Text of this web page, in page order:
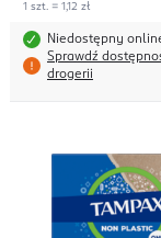
1 szt. = 1,12 zł
Niedostępny
Sprawdź
drogerii